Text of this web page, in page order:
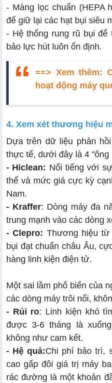
- Màng lọc chuẩn (HEPA
để giữ lại các hạt bụi siêu
- Hệ thống rung rũ bụi để
bảo lực hút luôn ổn định.
==> Xem thêm:
hoạt động máy
4. Xem xét thương hiệu
Dựa trên dữ liệu phản
thực tế, dưới đây là 4 "ông
- Hiclean: Nổi tiếng với
thế và mức giá cực kỳ
Nam.
- Kraffer: Dòng máy đa
trung mạnh vào các dòng
- Clepro: Thương hiệu
bụi đạt chuẩn châu Âu,
hàng linh kiện điện tử.
Một sai lầm phổ biến của
các dòng máy trôi nổi,
- Rủi ro: Linh kiện khó
được 3-6 tháng là
không như cam kết.
- Hệ quả:Chi phí bảo trì,
cao gấp đôi giá trị máy
rác đường là một khoản